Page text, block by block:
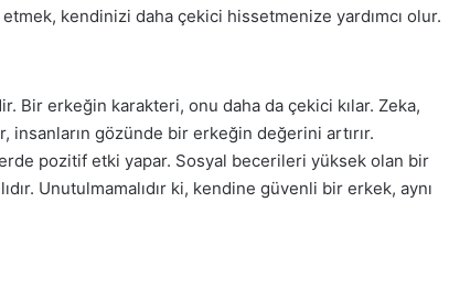
kendinizi daha çekici hissetmenize yardımcı olur.
Bir erkeğin karakteri, onu daha da çekici kılar. Zeka,
insanların gözünde bir erkeğin değerini artırır.
pozitif etki yapar. Sosyal becerileri yüksek olan bir
Unutulmamalıdır ki, kendine güvenli bir erkek, aynı